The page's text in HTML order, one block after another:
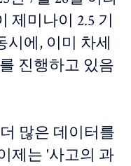
제미나이 2.5 기
시에, 이미 차세
진행하고 있음
많은 데이터를
제는 '사고의 과